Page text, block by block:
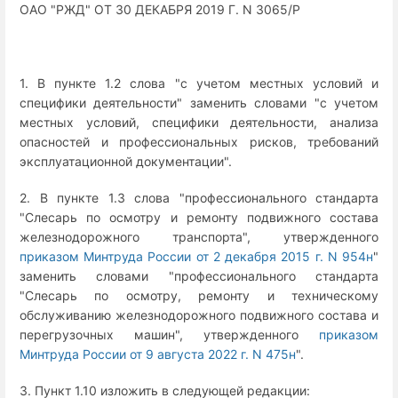
ОАО "РЖД" ОТ 30 ДЕКАБРЯ 2019 Г. N 3065/Р
1. В пункте 1.2 слова "с учетом местных условий и
специфики деятельности" заменить словами "с учетом
местных условий, специфики деятельности, анализа
опасностей и профессиональных рисков, требований
эксплуатационной документации".
2. В пункте 1.3 слова "профессионального стандарта
"Слесарь по осмотру и ремонту подвижного состава
железнодорожного транспорта", утвержденного
приказом Минтруда России от 2 декабря 2015 г. N 954н"
заменить словами "профессионального стандарта
"Слесарь по осмотру, ремонту и техническому
обслуживанию железнодорожного подвижного состава и
перегрузочных машин", утвержденного приказом
Минтруда России от 9 августа 2022 г. N 475н".
3. Пункт 1.10 изложить в следующей редакции: